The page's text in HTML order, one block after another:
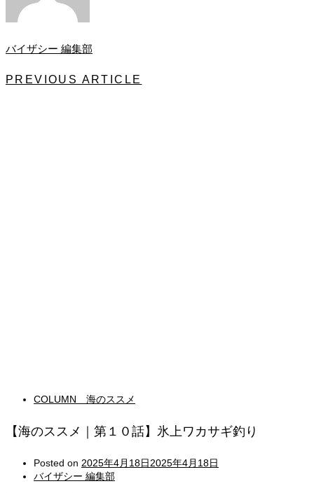
バイザシー 編集部
PREVIOUS ARTICLE
COLUMN 海のススメ
【海のススメ｜第１０話】氷上ワカサギ釣り
Posted on 2025年4月18日2025年4月18日
バイザシー 編集部